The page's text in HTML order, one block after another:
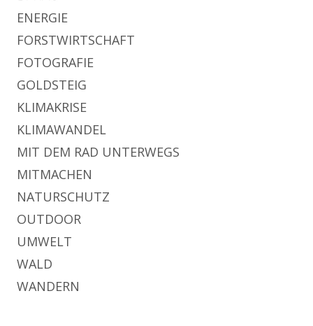
ENERGIE
FORSTWIRTSCHAFT
FOTOGRAFIE
GOLDSTEIG
KLIMAKRISE
KLIMAWANDEL
MIT DEM RAD UNTERWEGS
MITMACHEN
NATURSCHUTZ
OUTDOOR
UMWELT
WALD
WANDERN